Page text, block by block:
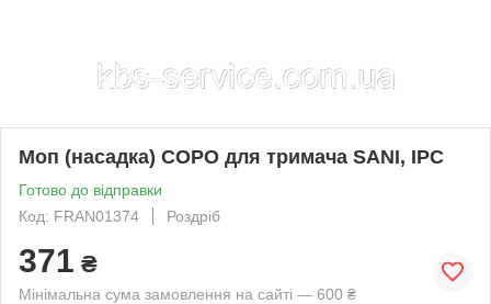
Моп (насадка) COPO для тримача SANI, IPC
Готово до відправки
Код: FRAN01374
Роздріб
371 ₴
Мінімальна сума замовлення на сайті — 600 ₴